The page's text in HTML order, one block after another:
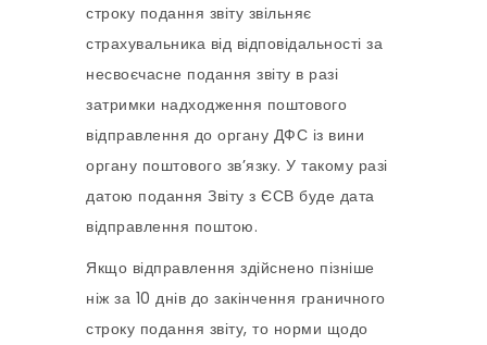
строку подання звіту звільняє
страхувальника від відповідальності за
несвоєчасне подання звіту в разі
затримки надходження поштового
відправлення до органу ДФС із вини
органу поштового зв’язку. У такому разі
датою подання Звіту з ЄСВ буде дата
відправлення поштою.
Якщо відправлення здійснено пізніше
ніж за 10 днів до закінчення граничного
строку подання звіту, то норми щодо